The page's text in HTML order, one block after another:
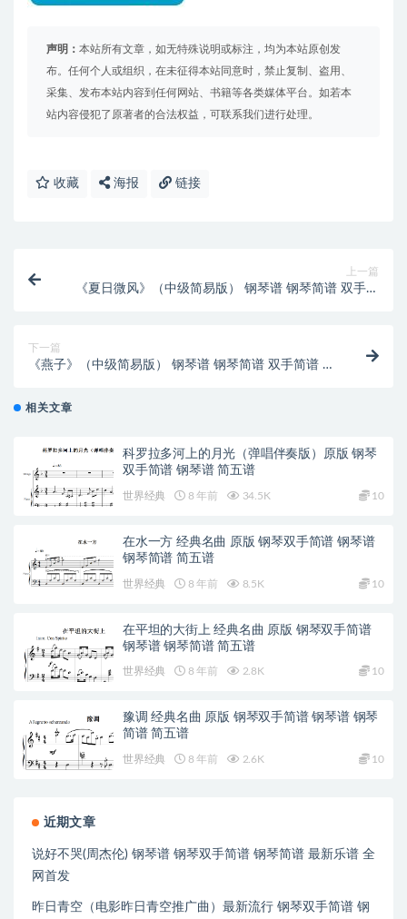
声明： 本站所有文章，如无特殊说明或标注，均为本站原创发
布。任何个人或组织，在未征得本站同意时，禁止复制、盗用、
采集、发布本站内容到任何网站、书籍等各类媒体平台。如若本
站内容侵犯了原著者的合法权益，可联系我们进行处理。
收藏 海报 链接
上一篇
《夏日微风》（中级简易版） 钢琴谱 钢琴简谱 双手简
下一篇
《燕子》（中级简易版） 钢琴谱 钢琴简谱 双手简谱 下
相关文章
科罗拉多河上的月光（弹唱伴奏版）原版 钢琴
双手简谱 钢琴谱 简五谱
世界经典 8 年前 34.5K 10
在水一方 经典名曲 原版 钢琴双手简谱 钢琴谱
钢琴简谱 简五谱
世界经典 8 年前 8.5K 10
在平坦的大街上 经典名曲 原版 钢琴双手简谱
钢琴谱 钢琴简谱 简五谱
世界经典 8 年前 2.8K 10
豫调 经典名曲 原版 钢琴双手简谱 钢琴谱 钢琴
简谱 简五谱
世界经典 8 年前 2.6K 10
近期文章
说好不哭(周杰伦) 钢琴谱 钢琴双手简谱 钢琴简谱 最新乐谱 全
网首发
昨日青空（电影昨日青空推广曲）最新流行 钢琴双手简谱 钢